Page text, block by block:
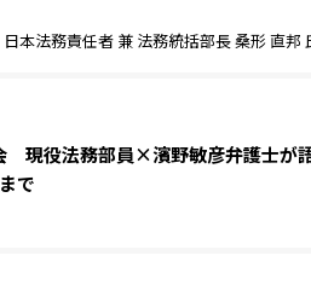
本法務責任者 兼 法務統括部長 桑形 直邦
現役法務部員×濱野敏彦弁護士が
で